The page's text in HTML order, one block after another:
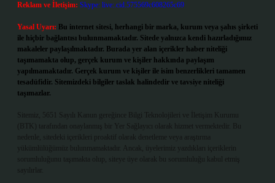
Reklam ve İletişim: Skype: live:.cid.575569c608265c69
Yasal Uyarı: Bu internet sitesi, herhangi bir marka, kurum veya şahıs şirketi
ile hiçbir bağlantısı bulunmamaktadır. Sitede yalnızca kendi hazırladığımız
makaleler paylaşılmaktadır. Burada yer alan içerikler haber niteliği
taşımamakta olup, gerçek kurum ve kişiler hakkında paylaşım
yapılmamaktadır. Gerçek kurum ve kişiler ile isim benzerlikleri tamamen
tesadüfidir. Sitemizdeki bilgiler taslak halindedir ve tavsiye niteliği
taşımazlar.
Sitemiz, 5651 Sayılı Kanun gereğince Bilgi Teknolojileri ve İletişim Kurumu
(BTK) tarafından onaylanmış bir Yer Sağlayıcı olarak hizmet vermektedir. Bu
nedenle, sitedeki içerikleri proaktif olarak denetleme veya araştırma
yükümlülüğümüz bulunmamaktadır. Ancak, üyelerimiz yazdıkları içeriklerin
sorumluluğunu taşımakta olup, siteye üye olarak bu sorumluluğu kabul etmiş
sayılırlar.